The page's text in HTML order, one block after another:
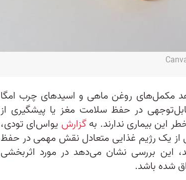
مکمل‌های روغن ماهی و اسیدهای چرب امگا
قابل‌توجهی در حفظ سلامت مغز یا پیشگیری از
این بیماری ندارند. بهگزارش یو‌اس‌ای تودی،
به‌عنوان بخشی از یک رژیم غذایی متعادل نقش مهمی در حفظ
این بررسی نشان می‌دهد در مورد اثربخشی